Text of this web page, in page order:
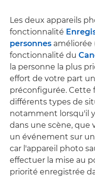
Les deux appareils
fonctionnalité
personnes améliorée
fonctionnalité du
la personne la plus
effort de votre part
préconfigurée. Cette
différents types de
notamment lorsqu'il
dans une scène, que
un événement sur
car l'appareil photo
effectuer la mise au
priorité enregistrée